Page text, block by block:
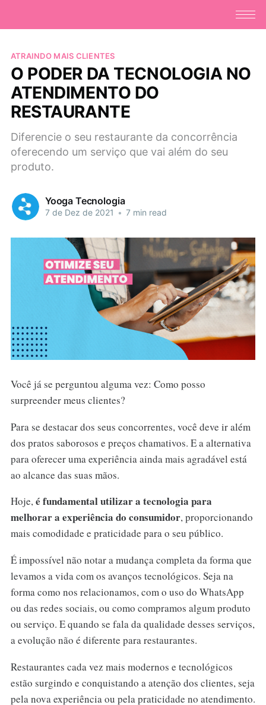
ATRAINDO MAIS CLIENTES
O PODER DA TECNOLOGIA NO
ATENDIMENTO DO
RESTAURANTE
Diferencie o seu restaurante da concorrência
oferecendo um serviço que vai além do seu
produto.
Yooga Tecnologia
7 de Dez de 2021 • 7 min read
Você já se perguntou alguma vez: Como posso
surpreender meus clientes?
Para se destacar dos seus concorrentes, você deve ir além
dos pratos saborosos e preços chamativos. E a alternativa
para oferecer uma experiência ainda mais agradável está
ao alcance das suas mãos.
Hoje,é fundamental utilizar a tecnologia para
melhorar a experiência do consumidor, proporcionando
mais comodidade e praticidade para o seu público.
É impossível não notar a mudança completa da forma que
levamos a vida com os avanços tecnológicos. Seja na
forma como nos relacionamos, com o uso do WhatsApp
ou das redes sociais, ou como compramos algum produto
ou serviço. E quando se fala da qualidade desses serviços,
a evolução não é diferente para restaurantes.
Restaurantes cada vez mais modernos e tecnológicos
estão surgindo e conquistando a atenção dos clientes, seja
pela nova experiência ou pela praticidade no atendimento.